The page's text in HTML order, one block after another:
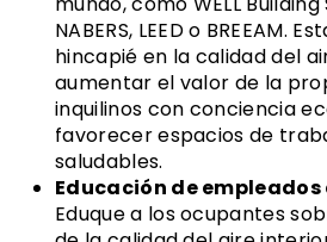
NABERS, LEED o BREEAM.
hincapié en la calidad del
aumentar el valor de la
inquilinos con conciencia
favorecer espacios de
saludables.
Educación de
Eduque a los ocupantes